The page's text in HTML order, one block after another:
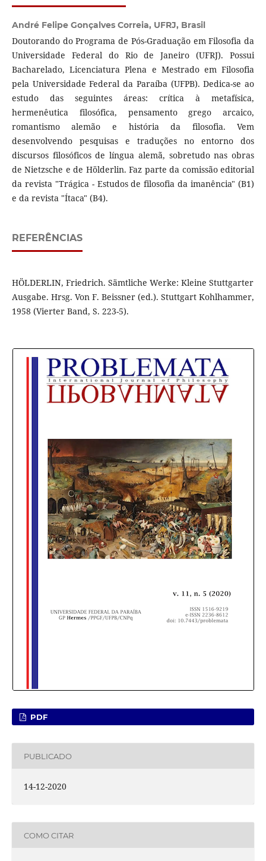
André Felipe Gonçalves Correia, UFRJ, Brasil
Doutorando do Programa de Pós-Graduação em Filosofia da
Universidade Federal do Rio de Janeiro (UFRJ). Possui
Bacharelado, Licenciatura Plena e Mestrado em Filosofia
pela Universidade Federal da Paraíba (UFPB). Dedica-se ao
estudo das seguintes áreas: crítica à metafísica,
hermenêutica filosófica, pensamento grego arcaico,
romantismo alemão e história da filosofia. Vem
desenvolvendo pesquisas e traduções no entorno dos
discursos filosóficos de língua alemã, sobretudo nas obras
de Nietzsche e de Hölderlin. Faz parte da comissão editorial
da revista "Trágica - Estudos de filosofia da imanência" (B1)
e da revista "Ítaca" (B4).
REFERÊNCIAS
HÖLDERLIN, Friedrich. Sämtliche Werke: Kleine Stuttgarter
Ausgabe. Hrsg. Von F. Beissner (ed.). Stuttgart Kohlhammer,
1958 (Vierter Band, S. 223-5).
PDF
PUBLICADO
14-12-2020
COMO CITAR